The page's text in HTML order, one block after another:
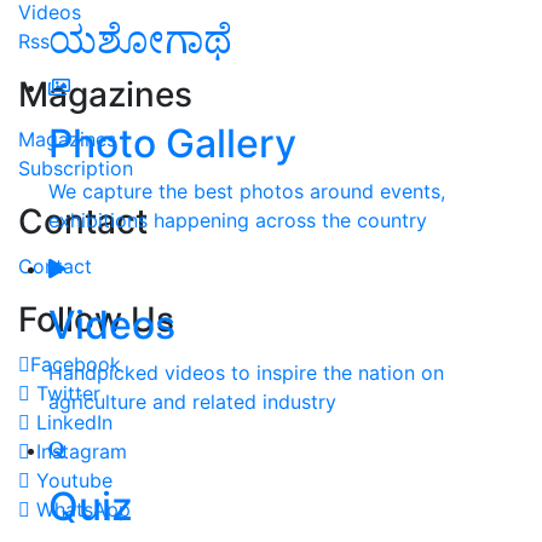
ಯಶೋಗಾಥೆ
Photo Gallery
We capture the best photos around events,
exhibitions happening across the country
Videos
Handpicked videos to inspire the nation on
agriculture and related industry
Quiz
Videos
Rss
Magazines
Magazines
Subscription
Contact
Contact
Follow Us
Facebook
Twitter
LinkedIn
Instagram
Youtube
WhatsApp